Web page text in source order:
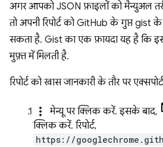
अगर आपको JSON फ़ाइलों को मैन्युअल
तो अपनी रिपोर्ट को GitHub के गुप्त gist के
सकता है. Gist का एक फ़ायदा यह है कि
मुफ़्त में मिलती है.
रिपोर्ट को खास जानकारी के तौर पर
more_vert मेन्यू पर क्लिक करें. इसके बाद,
क्लिक करें. रिपोर्ट,
https://